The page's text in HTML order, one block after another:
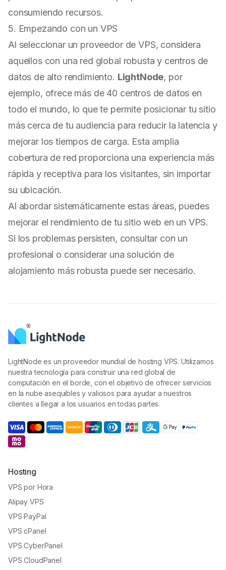
consumiendo recursos.
5. Empezando con un VPS
Al seleccionar un proveedor de VPS, considera
aquellos con una red global robusta y centros de
datos de alto rendimiento. LightNode, por
ejemplo, ofrece más de 40 centros de datos en
todo el mundo, lo que te permite posicionar tu sitio
más cerca de tu audiencia para reducir la latencia y
mejorar los tiempos de carga. Esta amplia
cobertura de red proporciona una experiencia más
rápida y receptiva para los visitantes, sin importar
su ubicación.
Al abordar sistemáticamente estas áreas, puedes
mejorar el rendimiento de tu sitio web en un VPS.
Si los problemas persisten, consultar con un
profesional o considerar una solución de
alojamiento más robusta puede ser necesario.
LightNode es un proveedor mundial de hosting VPS. Utilizamos
nuestra tecnología para construir una red global de
computación en el borde, con el objetivo de ofrecer servicios
en la nube asequibles y valiosos para ayudar a nuestros
clientes a llegar a los usuarios en todas partes.
Hosting
VPS por Hora
Alipay VPS
VPS PayPal
VPS cPanel
VPS CyberPanel
VPS CloudPanel